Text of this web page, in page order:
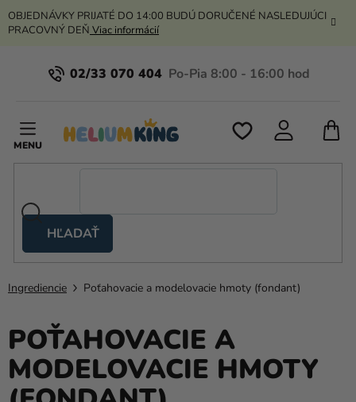
Prejsť
na
OBJEDNÁVKY PRIJATÉ DO 14:00 BUDÚ DORUČENÉ NASLEDUJÚCI
PRACOVNÝ DEŇ Viac informácií
02/33 070 404
HĽADAŤ
stany
Kanekalon
Hélium
a
balóny
Svadba
Ingrediencie Poťahovacie a modelovacie hmoty (fondant)
POŤAHOVACIE A
MODELOVACIE HMOTY